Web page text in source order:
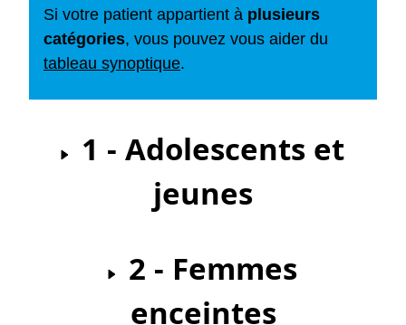
Si votre patient appartient à plusieurs
catégories, vous pouvez vous aider du
tableau synoptique.
jeunes
enceintes